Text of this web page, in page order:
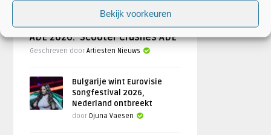
Bekijk voorkeuren
Scooter naar Ziggo Dome tijdens
ADE 2026: ‘Scooter Crushes ADE’
Geschreven doorArtiesten Nieuws
Bulgarije wint Eurovisie
Songfestival 2026,
Nederland ontbreekt
door Djuna Vaesen